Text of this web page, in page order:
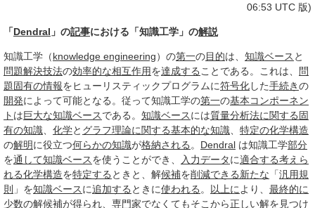
06:53 UTC 版)
「Dendral 」の記事における「知識工学」の解説
知識工学（knowledge engineering）の第一の目的は、 知識ベース と
問題解決技法の効率的な相互作用を達成する ことである。これは、
問
題固有の情報をヒューリスティックプログラムに符号化した手続きの
開発によって可能となる。従って知識工学の第一の基本コンポーネン
ト は巨大な知識ベースである。 知識ベースには質量分析法に関する 固
有の知識 化学と グラフ理論に関する基本的な知識 特定の化学構造
の解明に役立つ何らかの知識が格納される 。 Dendral は知識工学部分
を通して知識ベースを使うことができ、 入力データに適合する考えら
れる化学構造を特定する ときと、解候補を削減できる新たな 「汎用規
則 」を知識ベースに追加する ときに使われる 。 以上に より、 最終的に
少数の解候補が得られ 専門家でなくてもそこから正しい解を見つけ